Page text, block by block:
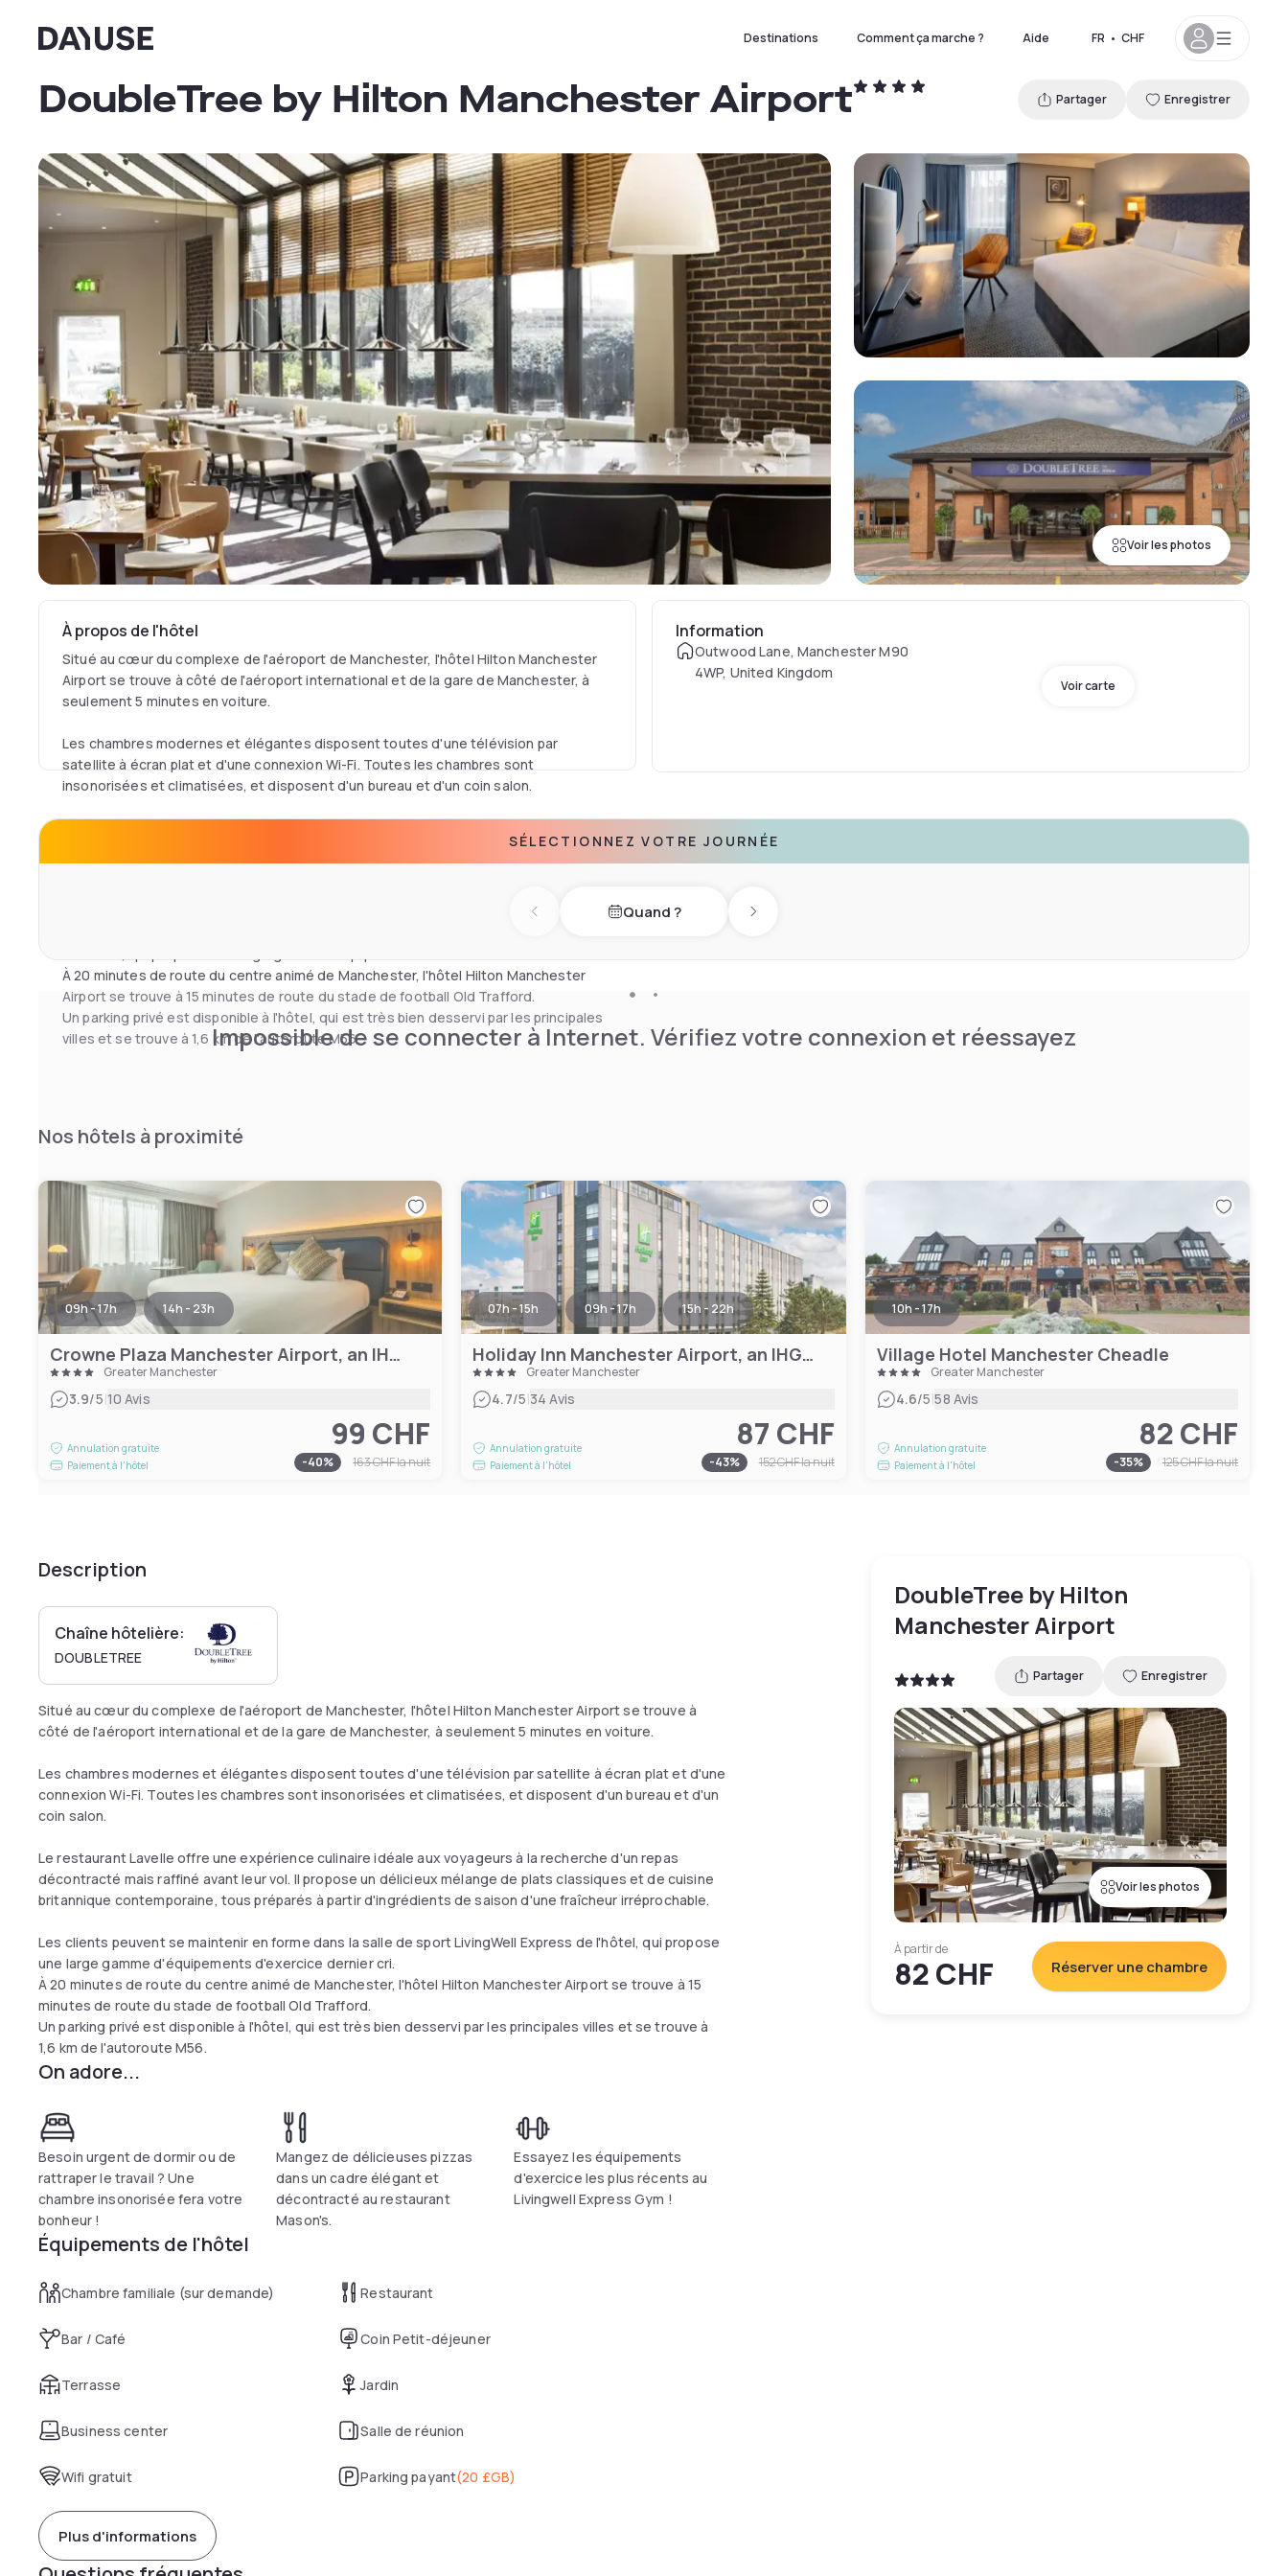
Dayuse Destinations Comment ça marche ? Aide FR • CHF
Voir les photos
DoubleTree by Hilton Manchester Airport Partager Enregistrer
À propos de l'hôtel
Situé au cœur du complexe de l'aéroport de Manchester, l'hôtel Hilton Manchester
Airport se trouve à côté de l'aéroport international et de la gare de Manchester, à
seulement 5 minutes en voiture.
Les chambres modernes et élégantes disposent toutes d'une télévision par
satellite à écran plat et d'une connexion Wi-Fi. Toutes les chambres sont
insonorisées et climatisées, et disposent d'un bureau et d'un coin salon.
recherche d'un repas décontracté mais raffiné avant leur vol. Il propose un délicieux
mélange de plats classiques et de cuisine britannique contemporaine, tous
À 20 minutes de route du centre animé de Manchester, l'hôtel Hilton Manchester
Airport se trouve à 15 minutes de route du stade de football Old Trafford.
Un parking privé est disponible à l'hôtel, qui est très bien desservi par les principales
villes et se trouve à 1,6 km de l'autoroute M56.
Information
Outwood Lane, Manchester M90
4WP, United Kingdom
Voir carte
SÉLECTIONNEZ VOTRE JOURNÉE
Previous dayQuand ? Next day
Impossible de se connecter à Internet. Vérifiez votre connexion et réessayez
Nos hôtels à proximité
09h - 17h 14h - 23h
Crowne Plaza Manchester Airport, an IHG Hotel
Greater Manchester
3.9/5|10 Avis
Annulation gratuite
Paiement à l'hôtel
99 CHF
-40% 163 CHFla nuit
07h - 15h 09h - 17h 15h - 22h
Holiday Inn Manchester Airport, an IHG Hotel
Greater Manchester
4.7/5|34 Avis
Annulation gratuite
Paiement à l'hôtel
87 CHF
-43% 152 CHFla nuit
10h - 17h
Village Hotel Manchester Cheadle
Greater Manchester
4.6/5|58 Avis
Annulation gratuite
Paiement à l'hôtel
82 CHF
-35% 125 CHFla nuit
Description
Chaîne hôtelière:
DOUBLETREE
Situé au cœur du complexe de l'aéroport de Manchester, l'hôtel Hilton Manchester Airport se trouve à
côté de l'aéroport international et de la gare de Manchester, à seulement 5 minutes en voiture.
Les chambres modernes et élégantes disposent toutes d'une télévision par satellite à écran plat et d'une
connexion Wi-Fi. Toutes les chambres sont insonorisées et climatisées, et disposent d'un bureau et d'un
coin salon.
Le restaurant Lavelle offre une expérience culinaire idéale aux voyageurs à la recherche d'un repas
décontracté mais raffiné avant leur vol. Il propose un délicieux mélange de plats classiques et de cuisine
britannique contemporaine, tous préparés à partir d'ingrédients de saison d'une fraîcheur irréprochable.
Les clients peuvent se maintenir en forme dans la salle de sport LivingWell Express de l'hôtel, qui propose
une large gamme d'équipements d'exercice dernier cri.
À 20 minutes de route du centre animé de Manchester, l'hôtel Hilton Manchester Airport se trouve à 15
minutes de route du stade de football Old Trafford.
Un parking privé est disponible à l'hôtel, qui est très bien desservi par les principales villes et se trouve à
1,6 km de l'autoroute M56.
On adore...
Besoin urgent de dormir ou de
rattraper le travail ? Une
chambre insonorisée fera votre
bonheur !
Mangez de délicieuses pizzas
dans un cadre élégant et
décontracté au restaurant
Mason's.
Essayez les équipements
d'exercice les plus récents au
Livingwell Express Gym !
Équipements de l'hôtel
Chambre familiale (sur demande) Restaurant
Bar / Café Coin Petit-déjeuner
Terrasse Jardin
Business center Salle de réunion
Wifi gratuit Parking payant(20 £GB)
Plus d'informations
DoubleTree by Hilton
Manchester Airport
Partager Enregistrer
Voir les photos
À partir de
82 CHF Réserver une chambre